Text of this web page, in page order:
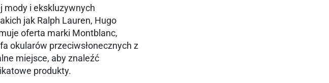
i ekskluzywnych
jak Ralph Lauren, Hugo
oferta marki Montblanc,
okularów przeciwsłonecznych z
miejsce, aby znaleźć
produkty.